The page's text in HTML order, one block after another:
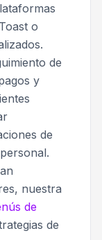
o
de
y
de
nuestra
de
de